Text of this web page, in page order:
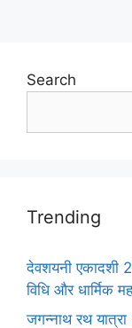
Search
Trending
देवशयनी एकादशी
विधि और धार्मिक
जगन्नाथ रथ